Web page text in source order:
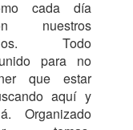
cada día
nuestros
Todo
para no
que estar
aquí y
Organizado